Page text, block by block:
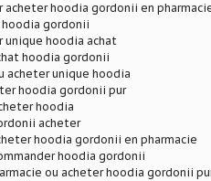
hoodia gordonii en
gordonii
unique hoodia achat
hoodia gordonii
acheter unique hoodia
hoodia gordonii pur
hoodia
acheter
hoodia gordonii en pharmacie
hoodia gordonii
ou acheter hoodia gordonii